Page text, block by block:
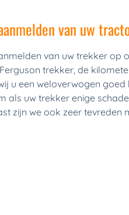
van uw
van uw trekker op
trekker, de
u een weloverwogen
als uw trekker enige
zijn we ook zeer tevreden